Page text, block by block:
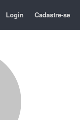
Login Cadastre-se